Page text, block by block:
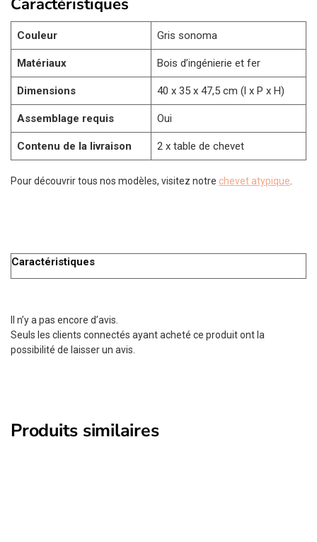
Couleur Gris sonoma
Matériaux Bois d’ingénierie et fer
Dimensions 40 x 35 x 47,5 cm (l x P x H)
Assemblage requis Oui
Contenu de la livraison 2 x table de chevet
Pour découvrir tous nos modèles, visitez notre chevet atypique
Caractéristiques
Il n’y a pas encore d’avis.
Seuls les clients connectés ayant acheté ce produit ont la
possibilité de laisser un avis.
Produits similaires